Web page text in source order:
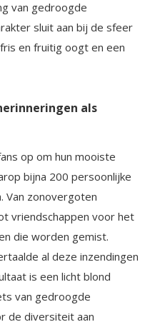
van gedroogde
sluit aan bij de sfeer
en fruitig oogt en een
als
op om hun mooiste
bijna 200 persoonlijke
Van zonovergoten
vriendschappen voor het
die worden gemist.
al deze inzendingen
is een licht blond
van gedroogde
de diversiteit aan